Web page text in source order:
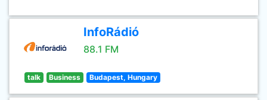
InfoRádió
88.1 FM
talk Business Budapest, Hungary